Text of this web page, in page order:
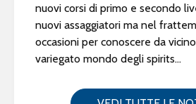
nuovi corsi di primo e secondo
nuovi assaggiatori ma nel
occasioni per conoscere da
variegato mondo degli spirits...